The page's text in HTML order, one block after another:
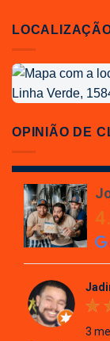
Localização
da
Project
Brewing
OPINIÃO DE
3